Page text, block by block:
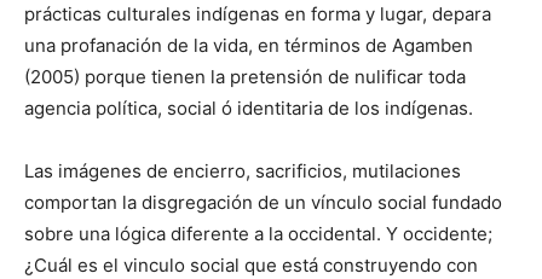
prácticas culturales indígenas en forma y lugar, depara
una profanación de la vida, en términos de Agamben
(2005) porque tienen la pretensión de nulificar toda
agencia política, social ó identitaria de los indígenas.
Las imágenes de encierro, sacrificios, mutilaciones
comportan la disgregación de un vínculo social fundado
sobre una lógica diferente a la occidental. Y occidente;
¿Cuál es el vinculo social que está construyendo con